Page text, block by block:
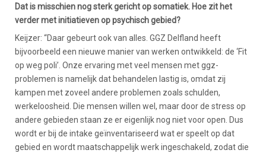
Dat is misschien nog sterk gericht op somatiek. Hoe zit het
verder met initiatieven op psychisch gebied?
Keijzer: “Daar gebeurt ook van alles. GGZ Delfland heeft
bijvoorbeeld een nieuwe manier van werken ontwikkeld: de ‘Fit
op weg poli’. Onze ervaring met veel mensen met ggz-
problemen is namelijk dat behandelen lastig is, omdat zij
kampen met zoveel andere problemen zoals schulden,
werkeloosheid. Die mensen willen wel, maar door de stress op
andere gebieden staan ze er eigenlijk nog niet voor open. Dus
wordt er bij de intake geïnventariseerd wat er speelt op dat
gebied en wordt maatschappelijk werk ingeschakeld, zodat die